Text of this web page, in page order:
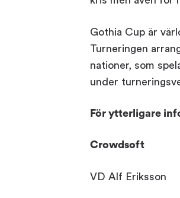
Gothia Cup är
Turneringen
nationer, som
under
För ytterligare
Crowdsoft
VD Alf Eriksson